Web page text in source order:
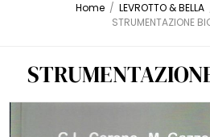
Home / LEVROTTO & BELLA
STRUMENTAZIONE